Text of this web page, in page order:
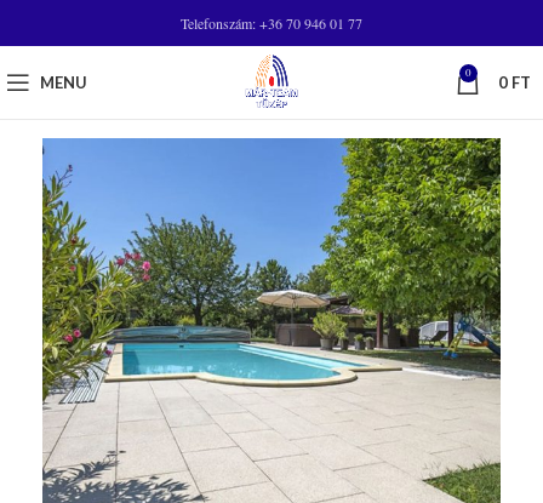
Telefonszám: +36 70 946 01 77
MENU 0 0 FT